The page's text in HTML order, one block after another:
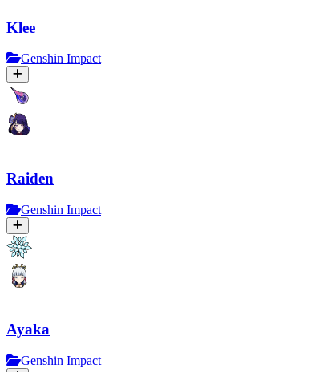
Klee
Genshin Impact
Raiden
Genshin Impact
Ayaka
Genshin Impact